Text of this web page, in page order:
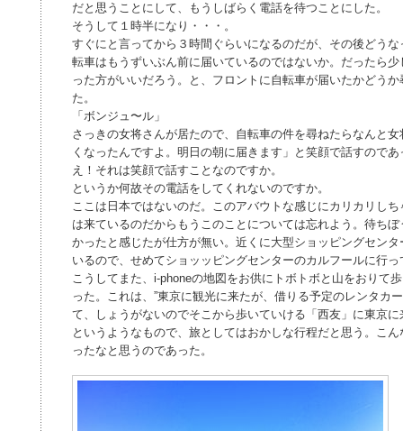
だと思うことにして、もうしばらく電話を待つことにした。
そうして１時半になり・・・。
すぐにと言ってから３時間ぐらいになるのだが、その後どう
転車はもうずいぶん前に届いているのではないか。だったら
った方がいいだろう。と、フロントに自転車が届いたかどう
た。
「ボンジュ〜ル」
さっきの女将さんが居たので、自転車の件を尋ねたらなんと
くなったんですよ。明日の朝に届きます」と笑顔で話すのであ
え！それは笑顔で話すことなのですか。
というか何故その電話をしてくれないのですか。
ここは日本ではないのだ。このアバウトな感じにカリカリし
は来ているのだからもうこのことについては忘れよう。待ち
かったと感じたが仕方が無い。近くに大型ショッピングセン
いるので、せめてショッッピングセンターのカルフールに行っ
こうしてまた、i-phoneの地図をお供にトボトボと山をおりて
った。これは、”東京に観光に来たが、借りる予定のレンタカ
て、しょうがないのでそこから歩いていける「西友」に東京
というようなもので、旅としてはおかしな行程だと思う。こ
ったなと思うのであった。